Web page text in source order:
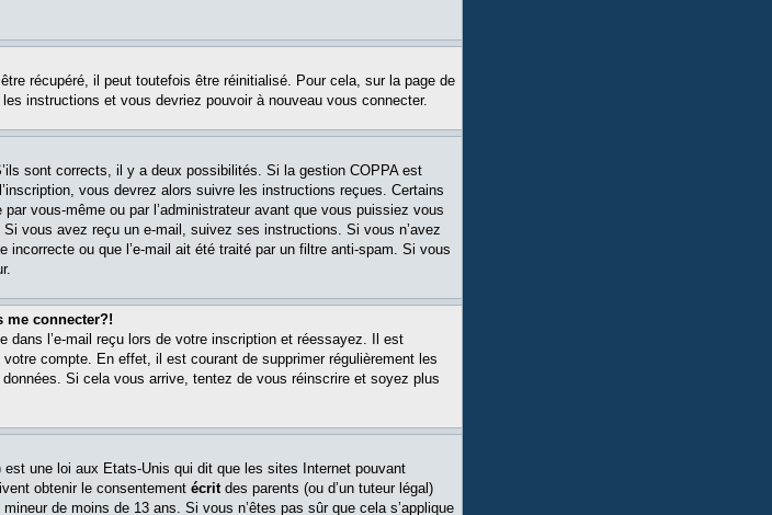
récupéré, il peut toutefois être réinitialisé. Pour cela, sur la page de
instructions et vous devriez pouvoir à nouveau vous connecter.
sont corrects, il y a deux possibilités. Si la gestion COPPA est
vous devrez alors suivre les instructions reçues. Certains
vous-même ou par l’administrateur avant que vous puissiez vous
vous avez reçu un e-mail, suivez ses instructions. Si vous n’avez
ou que l’e-mail ait été traité par un filtre anti-spam. Si vous
me connecter?!
dans l’e-mail reçu lors de votre inscription et réessayez. Il est
compte. En effet, il est courant de supprimer régulièrement les
Si cela vous arrive, tentez de vous réinscrire et soyez plus
est une loi aux Etats-Unis qui dit que les sites Internet pouvant
obtenir le consentement écritdes parents (ou d’un tuteur légal)
de moins de 13 ans. Si vous n’êtes pas sûr que cela s’applique